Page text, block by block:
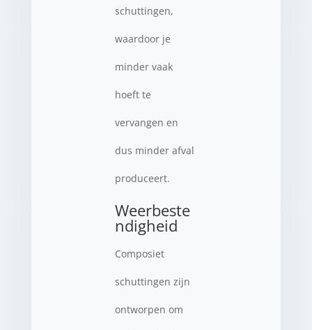
schuttingen,
waardoor je
minder vaak
hoeft te
vervangen en
dus minder afval
produceert.
Weerbeste
ndigheid
Composiet
schuttingen zijn
ontworpen om